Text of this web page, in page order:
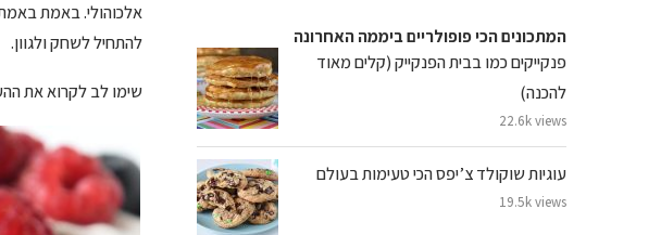
אלכוהולי. באמת
להתחיל לשחק ולגוון.
שימו לב לקרוא את
המתכונים הכי פופולריים ביממה האחרונה
פנקייקים כמו בבית הפנקייק (קלים מאוד
להכנה)
22.6k views
עוגיות שוקולד צ’יפס הכי טעימות בעולם
19.5k views